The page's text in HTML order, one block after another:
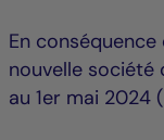
En conséquence
nouvelle société
au 1er mai 2024